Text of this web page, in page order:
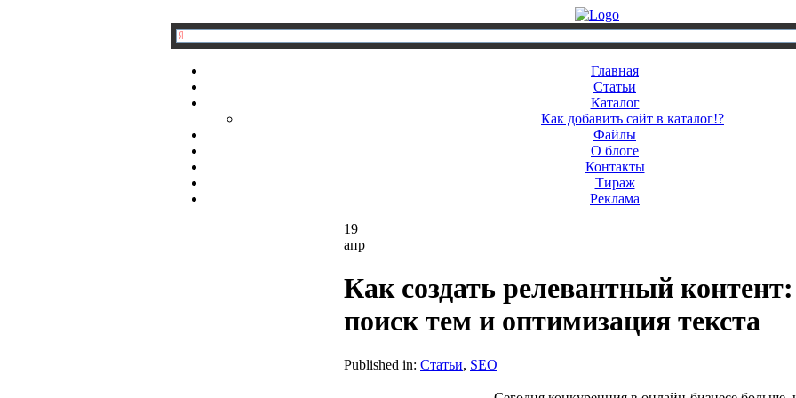
Главная
Статьи
Каталог
Как добавить сайт в каталог!?
Файлы
О блоге
Контакты
Тираж
Реклама
19
апр
Как создать релевантный контент:
поиск тем и оптимизация текста
Published in: Статьи, SEO